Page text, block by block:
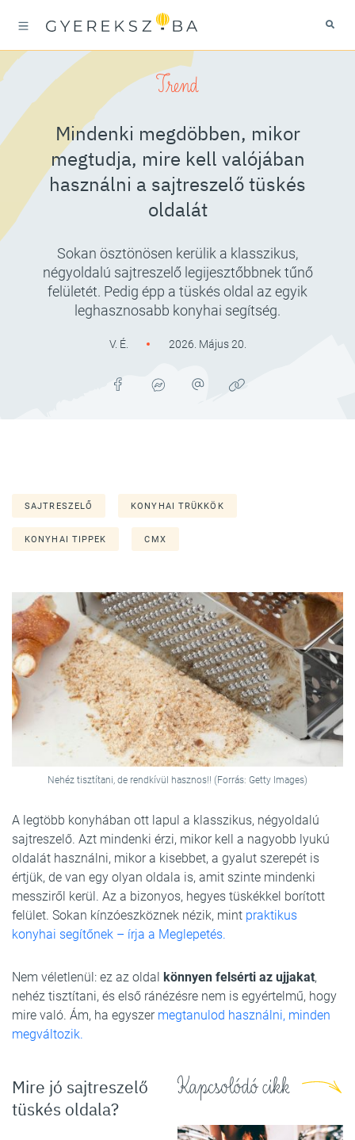
Trend
Mindenki megdöbben, mikor
megtudja, mire kell valójában
használni a sajtreszelő tüskés
oldalát
Sokan ösztönösen kerülik a klasszikus,
négyoldalú sajtreszelő legijesztőbbnek tűnő
felületét. Pedig épp a tüskés oldal az egyik
leghasznosabb konyhai segítség.
V. É. 2026. Május 20.
SAJTRESZELŐ KONYHAI TRÜKKÖK
KONYHAI TIPPEK CMX
Nehéz tisztítani, de rendkívül hasznos!! (Forrás: Getty Images)
A legtöbb konyhában ott lapul a klasszikus, négyoldalú
sajtreszelő. Azt mindenki érzi, mikor kell a nagyobb lyukú
oldalát használni, mikor a kisebbet, a gyalut szerepét is
értjük, de van egy olyan oldala is, amit szinte mindenki
messziről kerül. Az a bizonyos, hegyes tüskékkel borított
felület. Sokan kínzóeszköznek nézik, mint praktikus
konyhai segítőnek – írja a Meglepetés.
Nem véletlenül: ez az oldal könnyen felsérti az ujjakat,
nehéz tisztítani, és első ránézésre nem is egyértelmű, hogy
mire való. Ám, ha egyszer megtanulod használni, minden
megváltozik.
Kapcsolódó cikk
Mire jó sajtreszelő
tüskés oldala?